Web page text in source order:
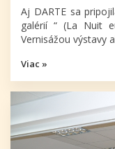
Aj DARTE sa
galérií “ (La Nuit
Vernisážou výstavy
Viac »